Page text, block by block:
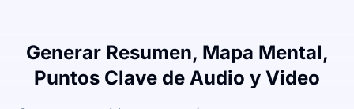
Generar Resumen, Mapa Mental,
Puntos Clave de Audio y Video